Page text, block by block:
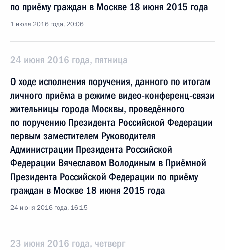
по приёму граждан в Москве 18 июня 2015 года
1 июля 2016 года, 20:06
24 июня 2016 года, пятница
О ходе исполнения поручения, данного по итогам
личного приёма в режиме видео-конференц-связи
жительницы города Москвы, проведённого
по поручению Президента Российской Федерации
первым заместителем Руководителя
Администрации Президента Российской
Федерации Вячеславом Володиным в Приёмной
Президента Российской Федерации по приёму
граждан в Москве 18 июня 2015 года
24 июня 2016 года, 16:15
23 июня 2016 года, четверг